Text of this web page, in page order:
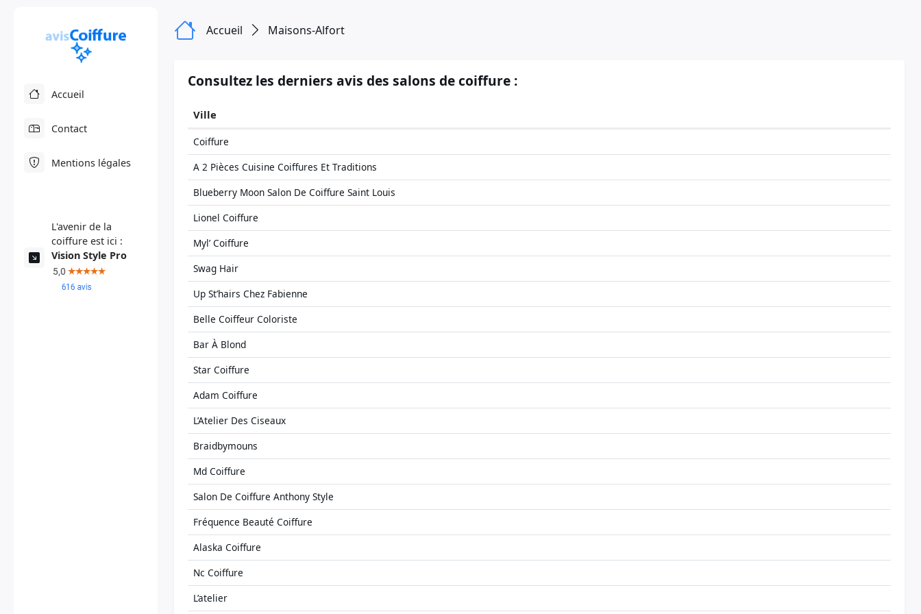
Accueil
Contact
Mentions légales
L'avenir de la
coiffure est ici :
Vision Style Pro
Accueil Maisons-Alfort
Consultez les derniers avis des salons de coiffure :
Ville
Coiffure
A 2 Pièces Cuisine Coiffures Et Traditions
Blueberry Moon Salon De Coiffure Saint Louis
Lionel Coiffure
Myl’ Coiffure
Swag Hair
Up St’hairs Chez Fabienne
Belle Coiffeur Coloriste
Bar À Blond
Star Coiffure
Adam Coiffure
L’Atelier Des Ciseaux
Braidbymouns
Md Coiffure
Salon De Coiffure Anthony Style
Fréquence Beauté Coiffure
Alaska Coiffure
Nc Coiffure
L’atelier